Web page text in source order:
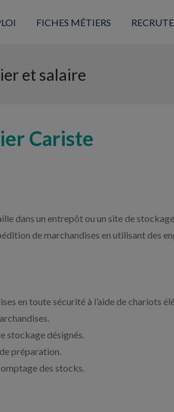
FICHES MÉTIERS
et salaire
Cariste
dans un entrepôt ou un site de
de marchandises en utilisant des
en toute sécurité à l’aide de chariots
stockage désignés.
préparation.
des stocks.